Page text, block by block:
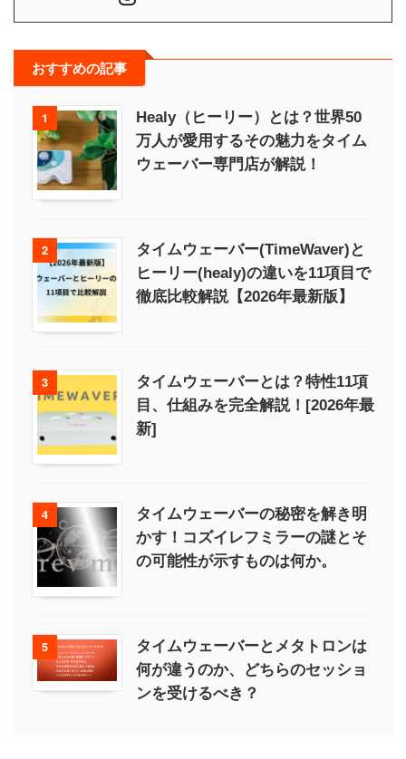
おすすめの記事
1
Healy（ヒーリー）とは？世界50
万人が愛用するその魅力をタイム
ウェーバー専門店が解説！
2
タイムウェーバー(TimeWaver)と
ヒーリー(healy)の違いを11項目で
徹底比較解説【2026年最新版】
3
タイムウェーバーとは？特性11項
目、仕組みを完全解説！[2026年最
新]
4
タイムウェーバーの秘密を解き明
かす！コズイレフミラーの謎とそ
の可能性が示すものは何か。
5
タイムウェーバーとメタトロンは
何が違うのか、どちらのセッショ
ンを受けるべき？